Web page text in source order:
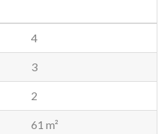
4
3
2
61 m²